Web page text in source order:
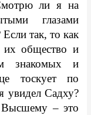
глазами
так, то как
их общество и
знакомых и
тоскует по
увидел Садху?
– это